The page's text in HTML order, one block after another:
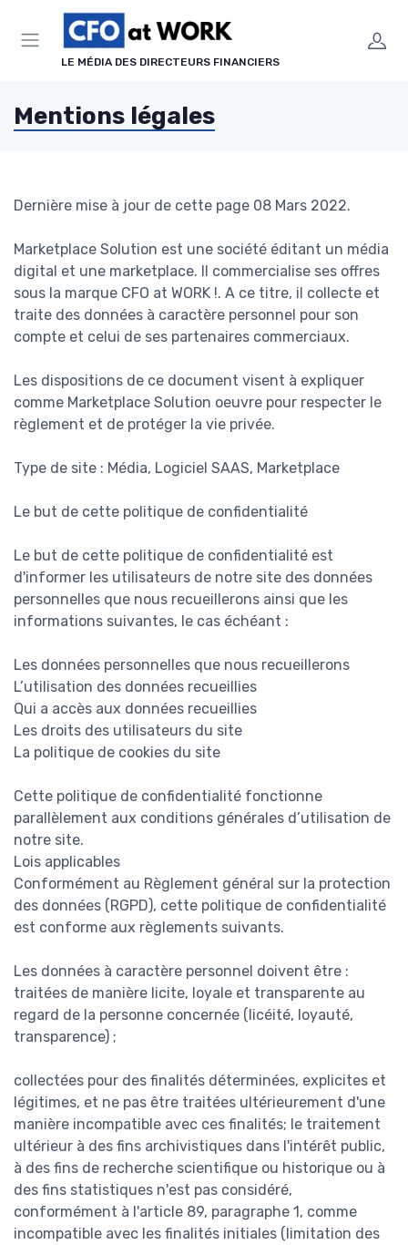
LE MÉDIA DES DIRECTEURS FINANCIERS
Mentions légales
Dernière mise à jour de cette page 08 Mars 2022.
Marketplace Solution est une société éditant un média
digital et une marketplace. Il commercialise ses offres
sous la marque CFO at WORK !. A ce titre, il collecte et
traite des données à caractère personnel pour son
compte et celui de ses partenaires commerciaux.
Les dispositions de ce document visent à expliquer
comme Marketplace Solution oeuvre pour respecter le
règlement et de protéger la vie privée.
Type de site : Média, Logiciel SAAS, Marketplace
Le but de cette politique de confidentialité
Le but de cette politique de confidentialité est
d'informer les utilisateurs de notre site des données
personnelles que nous recueillerons ainsi que les
informations suivantes, le cas échéant :
Les données personnelles que nous recueillerons
L’utilisation des données recueillies
Qui a accès aux données recueillies
Les droits des utilisateurs du site
La politique de cookies du site
Cette politique de confidentialité fonctionne
parallèlement aux conditions générales d’utilisation de
notre site.
Lois applicables
Conformément au Règlement général sur la protection
des données (RGPD), cette politique de confidentialité
est conforme aux règlements suivants.
Les données à caractère personnel doivent être :
traitées de manière licite, loyale et transparente au
regard de la personne concernée (licéité, loyauté,
transparence) ;
collectées pour des finalités déterminées, explicites et
légitimes, et ne pas être traitées ultérieurement d'une
manière incompatible avec ces finalités; le traitement
ultérieur à des fins archivistiques dans l'intérêt public,
à des fins de recherche scientifique ou historique ou à
des fins statistiques n'est pas considéré,
conformément à l'article 89, paragraphe 1, comme
incompatible avec les finalités initiales (limitation des
Panneau de gestion des cookies